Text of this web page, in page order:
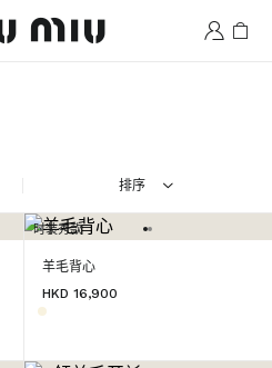
MiuMiu logo
排序
时装秀款
羊毛背心
HKD 16,900